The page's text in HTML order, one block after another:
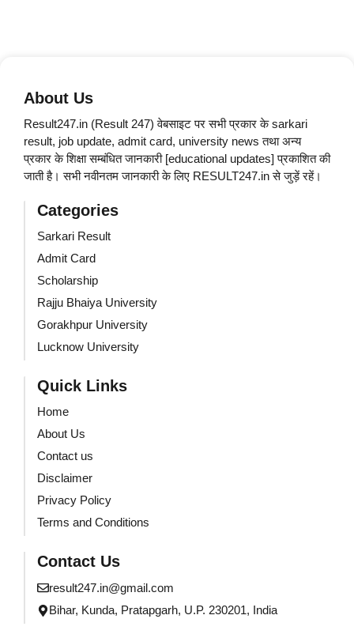
About Us
Result247.in (Result 247) वेबसाइट पर सभी प्रकार के sarkari
result, job update, admit card, university news तथा अन्य
प्रकार के शिक्षा सम्बंधित जानकारी [educational updates] प्रकाशित की
जाती है। सभी नवीनतम जानकारी के लिए RESULT247.in से जुड़ें रहें।
Categories
Sarkari Result
Admit Card
Scholarship
Rajju Bhaiya University
Gorakhpur University
Lucknow University
Quick Links
Home
About Us
Contact us
Disclaimer
Privacy Policy
Terms and Conditions
Contact Us
result247.in@gmail.com
Bihar, Kunda, Pratapgarh, U.P. 230201, India